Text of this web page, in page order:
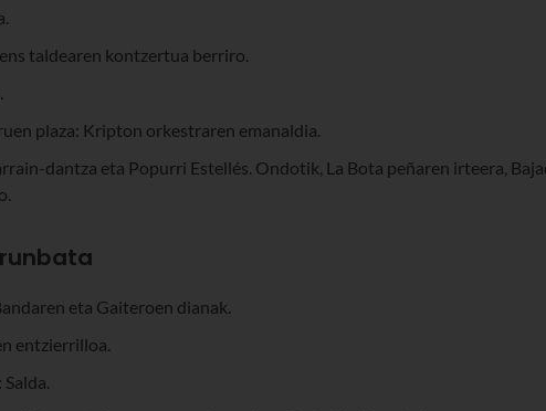
taldearen kontzertua berriro.
plaza: Kripton orkestraren emanaldia.
dantza eta Popurri Estellés. Ondotik, La Bota peñaren irteera,
eta Gaiteroen dianak.
entzierrilloa.